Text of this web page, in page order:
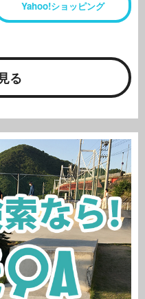
Yahoo!ショッピング
る